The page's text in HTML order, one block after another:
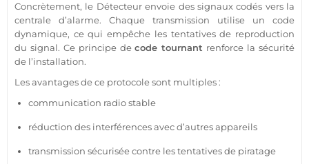
Concrètement, le Détecteurenvoie des signaux codés vers la
centrale d’alarme. Chaque transmission utilise un code
dynamique, ce qui empêche les tentatives de reproduction
du signal. Ce principe decode tournant renforce lasécurité
de l’installation.
Les avantages de ce protocolesont multiples :
communication radio stable
réduction des interférences avec d’autres appareils
transmission sécurisée contre les tentatives de piratage